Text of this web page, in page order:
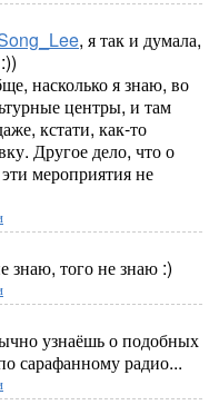
, я так и думала,
насколько я знаю, во
центры, и там
кстати, как-то
Другое дело, что о
мероприятия не
знаю, того не знаю :)
узнаёшь о подобных
сарафанному радио...